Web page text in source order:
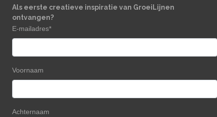
Als eerste creatieve inspiratie van GroeiLijnen
ontvangen?
E-mailadres*
Voornaam
Achternaam